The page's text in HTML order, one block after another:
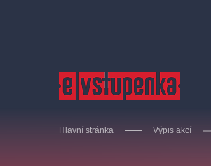
Hlavní stránka Výpis akcí